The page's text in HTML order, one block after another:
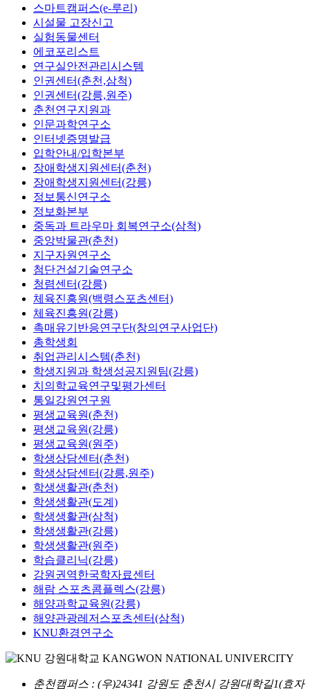
스마트캠퍼스(e-루리)
시설물 고장신고
실험동물센터
에코포리스트
연구실안전관리시스템
인권센터(춘천,삼척)
인권센터(강릉,원주)
춘천연구지원과
인문과학연구소
인터넷증명발급
입학안내/입학본부
장애학생지원센터(춘천)
장애학생지원센터(강릉)
정보통신연구소
정보화본부
중독과 트라우마 회복연구소(삼척)
중앙박물관(춘천)
지구자원연구소
첨단건설기술연구소
청렴센터(강릉)
체육진흥원(백령스포츠센터)
체육진흥원(강릉)
촉매유기반응연구단(창의연구사업단)
총학생회
취업관리시스템(춘천)
학생지원과 학생성공지원팀(강릉)
치의학교육연구및평가센터
통일강원연구원
평생교육원(춘천)
평생교육원(강릉)
평생교육원(원주)
학생상담센터(춘천)
학생상담센터(강릉,원주)
학생생활관(춘천)
학생생활관(도계)
학생생활관(삼척)
학생생활관(강릉)
학생생활관(원주)
학습클리닉(강릉)
강원권역한국학자료센터
해람 스포츠콤플렉스(강릉)
해양과학교육원(강릉)
해양관광레저스포츠센터(삼척)
KNU환경연구소
춘천캠퍼스 : (우)24341 강원도 춘천시 강원대학길1(효자